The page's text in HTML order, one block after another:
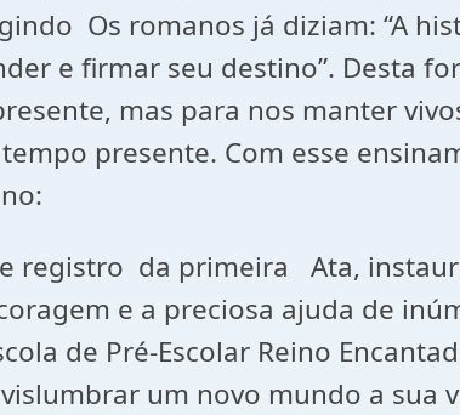
Os romanos já diziam: “A
e firmar seu destino”. Desta
mas para nos manter
presente. Com esse
da primeira Ata,
e a preciosa ajuda de
de Pré-Escolar Reino
um novo mundo a sua